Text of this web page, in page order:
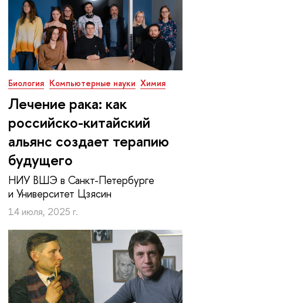
Биология Компьютерные науки Химия
Лечение рака: как
российско-китайский
альянс создает терапию
будущего
НИУ ВШЭ в Санкт-Петербурге
и Университет Цзясин
14 июля, 2025 г.